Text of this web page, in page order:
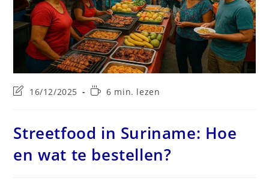
Laatste
bericht:
16/12/2025 Leestijd:
6 min. lezen
Streetfood in Suriname: Hoe
en wat te bestellen?